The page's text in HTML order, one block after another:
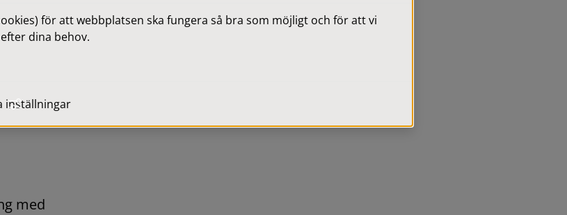
med
för att webbplatsen ska fungera så bra som möjligt och för att vi
dina behov.
inställningar